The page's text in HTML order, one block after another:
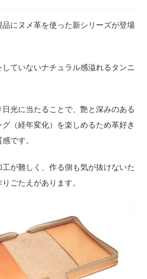
ド入れ
品にヌメ革を使った新シリーズが登場
ていないナチュラル感溢れるタンニ
光に当たることで、艶と深みのある
（経年変化）を楽しめるため革好き
です。
が難しく、作る側も気が抜けないた
ごたえがあります。